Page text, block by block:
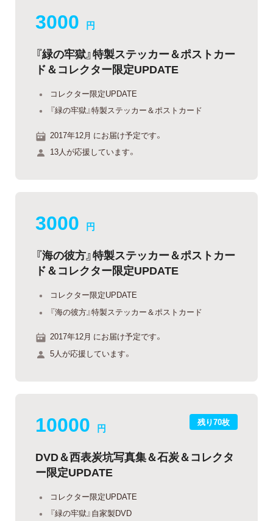
3000 円
『緑の牢獄』特製ステッカー＆ポストカー
ド＆コレクター限定UPDATE
コレクター限定UPDATE
『緑の牢獄』特製ステッカー＆ポストカード
2017年12月 にお届け予定です。
13人が応援しています。
3000 円
『海の彼方』特製ステッカー＆ポストカー
ド＆コレクター限定UPDATE
コレクター限定UPDATE
『海の彼方』特製ステッカー＆ポストカード
2017年12月 にお届け予定です。
5人が応援しています。
残り70枚
10000 円
DVD＆西表炭坑写真集＆石炭＆コレクタ
ー限定UPDATE
コレクター限定UPDATE
『緑の牢獄』自家製DVD